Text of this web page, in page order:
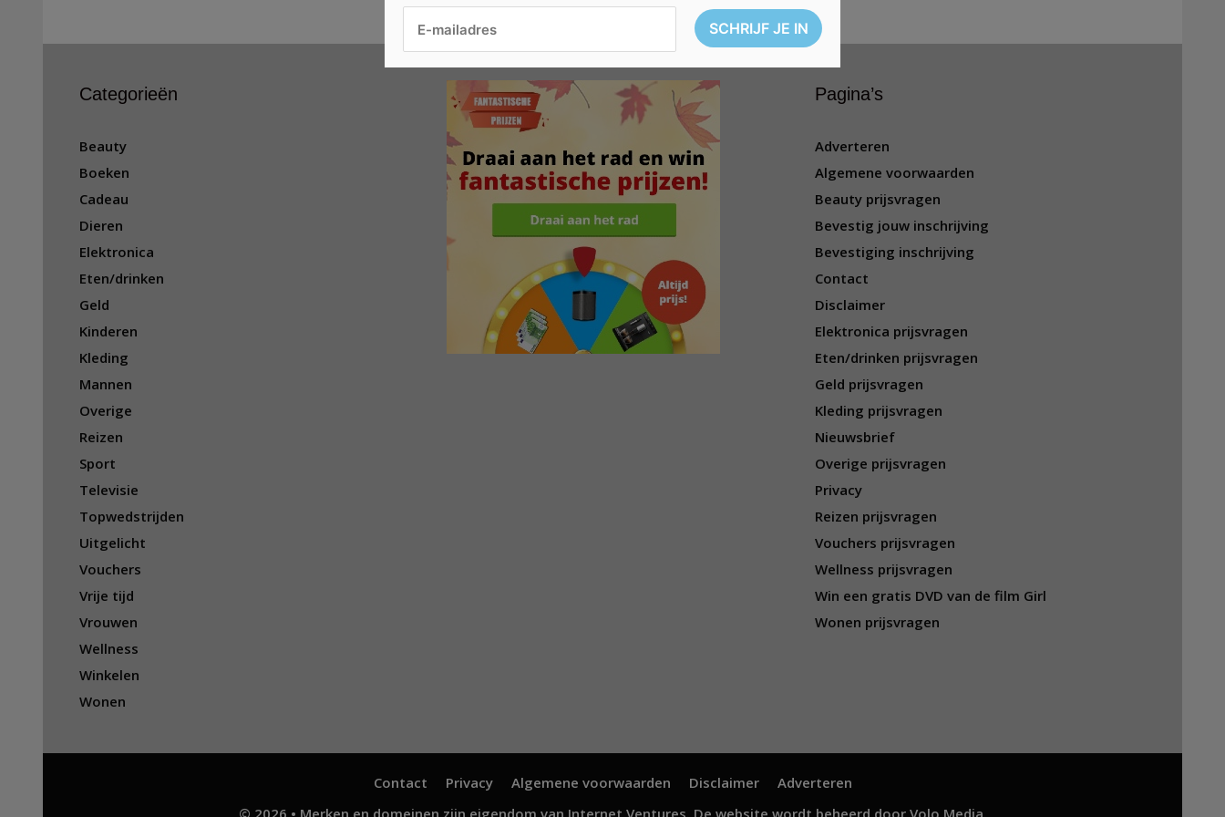
Categorieën
Beauty
Boeken
Cadeau
Dieren
Elektronica
Eten/drinken
Geld
Kinderen
Kleding
Mannen
Overige
Reizen
Sport
Televisie
Topwedstrijden
Uitgelicht
Vouchers
Vrije tijd
Vrouwen
Wellness
Winkelen
Wonen
Pagina’s
Adverteren
Algemene voorwaarden
Beauty prijsvragen
Bevestig jouw inschrijving
Bevestiging inschrijving
Contact
Disclaimer
Elektronica prijsvragen
Eten/drinken prijsvragen
Geld prijsvragen
Kleding prijsvragen
Nieuwsbrief
Overige prijsvragen
Privacy
Reizen prijsvragen
Vouchers prijsvragen
Wellness prijsvragen
Win een gratis DVD van de film Girl
Wonen prijsvragen
Contact Privacy Algemene voorwaarden Disclaimer
Adverteren